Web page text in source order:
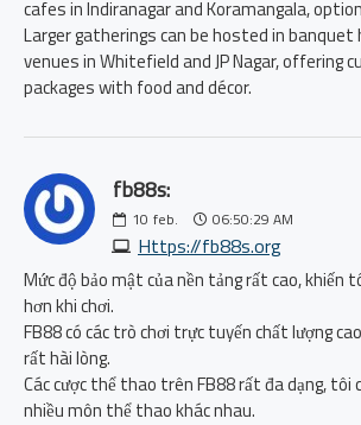
cafes in Indiranagar and Koramangala,
Larger gatherings can be hosted in
venues in Whitefield and JP Nagar, offering
packages with food and décor.
fb88s:
10 feb. 06:50:29 AM
Https://fb88s.org
Mức độ bảo mật của nền tảng rất cao, khiến
hơn khi chơi.
FB88 có các trò chơi trực tuyến chất lượng
rất hài lòng.
Các cược thể thao trên FB88 rất đa dạng, tôi
nhiều môn thể thao khác nhau.